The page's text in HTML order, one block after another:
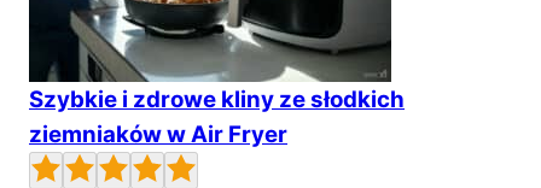
Szybkie i zdrowe kliny ze słodkich
ziemniaków w Air Fryer